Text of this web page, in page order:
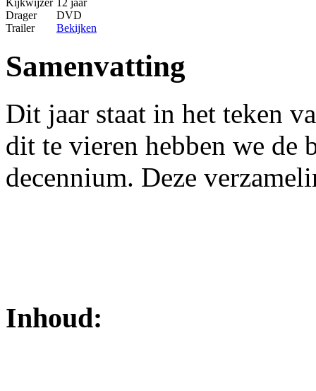
Drager
DVD
Trailer
Bekijken
Samenvatting
Dit jaar staat in het teken
dit te vieren hebben we de
decennium. Deze
Inhoud: